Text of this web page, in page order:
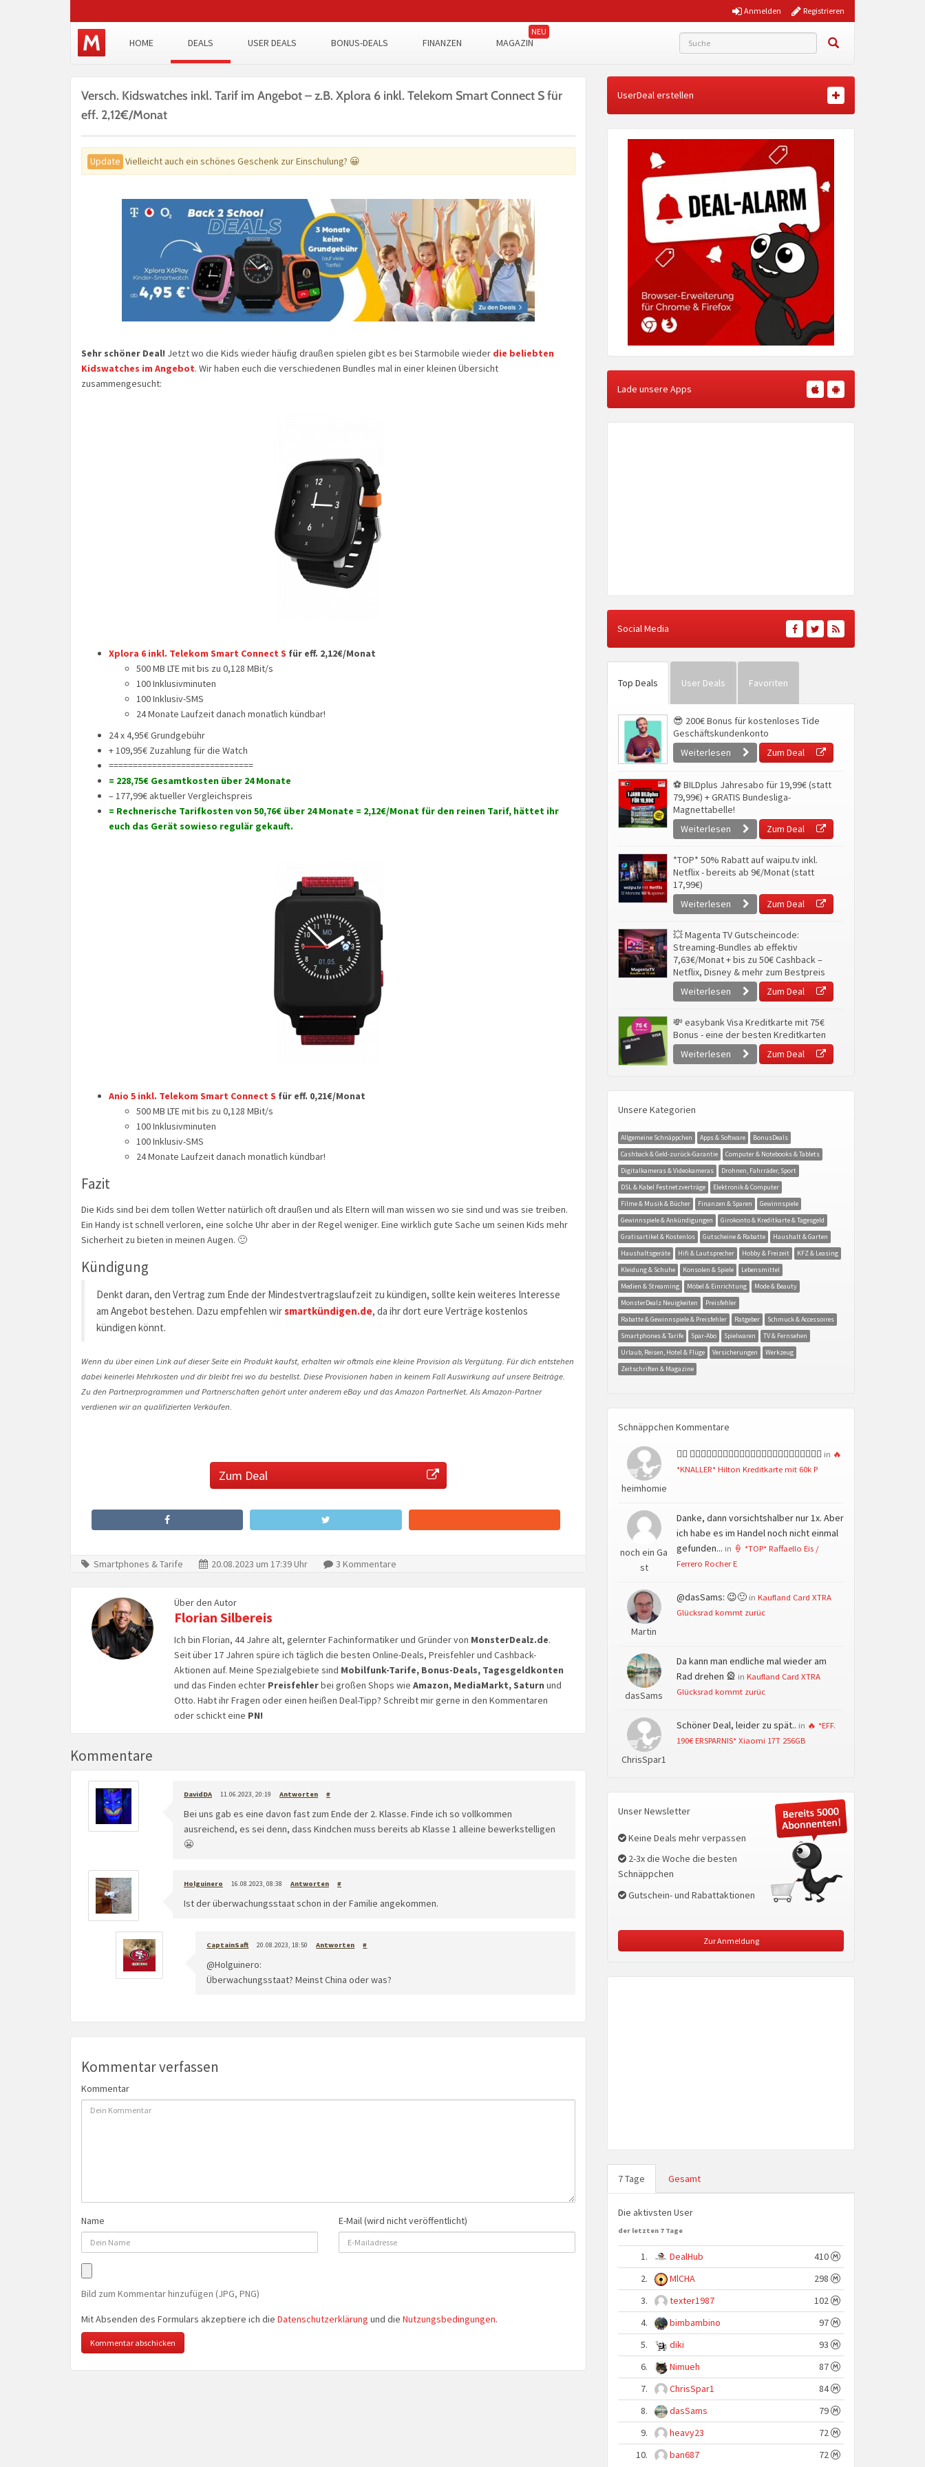
Registrieren
Anmelden
HOME DEALS USER DEALS BONUS-DEALS FINANZEN MAGAZIN
Versch. Kidswatches inkl. Tarif im Angebot – z.B. Xplora 6 inkl. Telekom Smart Connect S für
eff. 2,12€/Monat
Update Vielleicht auch ein schönes Geschenk zur Einschulung? 😀
Sehr schöner Deal! Jetzt wo die Kids wieder häufig draußen spielen gibt es bei Starmobile wieder die beliebten
Kidswatches im Angebot. Wir haben euch die verschiedenen Bundles mal in einer kleinen Übersicht
zusammengesucht:
Xplora 6 inkl. Telekom Smart Connect S für eff. 2,12€/Monat
500 MB LTE mit bis zu 0,128 MBit/s
100 Inklusivminuten
100 Inklusiv-SMS
24 Monate Laufzeit danach monatlich kündbar!
24 x 4,95€ Grundgebühr
+ 109,95€ Zuzahlung für die Watch
==============================
= 228,75€ Gesamtkosten über 24 Monate
– 177,99€ aktueller Vergleichspreis
= Rechnerische Tarifkosten von 50,76€ über 24 Monate = 2,12€/Monat für den reinen Tarif, hättet ihr
euch das Gerät sowieso regulär gekauft.
Anio 5 inkl. Telekom Smart Connect S für eff. 0,21€/Monat
500 MB LTE mit bis zu 0,128 MBit/s
100 Inklusivminuten
100 Inklusiv-SMS
24 Monate Laufzeit danach monatlich kündbar!
Fazit
Die Kids sind bei dem tollen Wetter natürlich oft draußen und als Eltern will man wissen wo sie sind und was sie treiben.
Ein Handy ist schnell verloren, eine solche Uhr aber in der Regel weniger. Eine wirklich gute Sache um seinen Kids mehr
Sicherheit zu bieten in meinen Augen. 🙂
Kündigung
Denkt daran, den Vertrag zum Ende der Mindestvertragslaufzeit zu kündigen, sollte kein weiteres Interesse
am Angebot bestehen. Dazu empfehlen wirsmartkündigen.de, da ihr dort eure Verträge kostenlos
kündigen könnt.
Wenn du über einen Link auf dieser Seite ein Produkt kaufst, erhalten wir oftmals eine kleine Provision als Vergütung. Für dich entstehen
dabei keinerlei Mehrkosten und dir bleibt frei wo du bestellst. Diese Provisionen haben in keinem Fall Auswirkung auf unsere Beiträge.
Zu den Partnerprogrammen und Partnerschaften gehört unter anderem eBay und das Amazon PartnerNet. Als Amazon-Partner
verdienen wir an qualifizierten Verkäufen.
Zum Deal
Smartphones & Tarife 20.08.2023 um 17:39 Uhr 3 Kommentare
Über den Autor
Florian Silbereis
Ich bin Florian, 44 Jahre alt, gelernter Fachinformatiker und Gründer von MonsterDealz.de.
Seit über 17 Jahren spüre ich täglich die besten Online-Deals, Preisfehler und Cashback-
Aktionen auf. Meine Spezialgebiete sind Mobilfunk-Tarife, Bonus-Deals, Tagesgeldkonten
und das Finden echterPreisfehlerbei großen Shops wie Amazon, MediaMarkt, Saturn und
Otto. Habt ihr Fragen oder einen heißen Deal-Tipp? Schreibt mir gerne in den Kommentaren
oder schickt eine PN!
Kommentare
DavidDA 11.06.2023, 20:19 Antworten #
Bei uns gab es eine davon fast zum Ende der 2. Klasse. Finde ich so vollkommen
ausreichend, es sei denn, dass Kindchen muss bereits ab Klasse 1 alleine bewerkstelligen
😬
Holguinero 16.08.2023, 08:38 Antworten #
Ist der überwachungsstaat schon in der Familie angekommen.
CaptainSaft 20.08.2023, 18:50 Antworten #
@Holguinero:
Überwachungsstaat? Meinst China oder was?
Kommentar verfassen
Kommentar
Name E-Mail (wird nicht veröffentlicht)
Bild zum Kommentar hinzufügen (JPG, PNG)
Mit Absenden des Formulars akzeptiere ich die Datenschutzerklärung und die Nutzungsbedingungen.
UserDeal erstellen
Lade unsere Apps
Social Media
Top Deals User Deals Favoriten
😎 200€ Bonus für kostenloses Tide
Geschäftskundenkonto
Weiterlesen
Zum Deal
⚽ BILDplus Jahresabo für 19,99€ (statt
79,99€) + GRATIS Bundesliga-
Magnettabelle!
Weiterlesen
Zum Deal
*TOP* 50% Rabatt auf waipu.tv inkl.
Netflix - bereits ab 9€/Monat (statt
17,99€)
Weiterlesen
Zum Deal
💥 Magenta TV Gutscheincode:
Streaming-Bundles ab effektiv
7,63€/Monat + bis zu 50€ Cashback –
Netflix, Disney & mehr zum Bestpreis
Weiterlesen
Zum Deal
💸 easybank Visa Kreditkarte mit 75€
Bonus - eine der besten Kreditkarten
Weiterlesen
Zum Deal
Unsere Kategorien
Allgemeine Schnäppchen Apps & Software
BonusDeals
Cashback & Geld-zurück-Garantie
Computer & Notebooks & Tablets
Digitalkameras & Videokameras
Drohnen, Fahrräder, Sport
DSL & Kabel Festnetzverträge
Elektronik & Computer
Filme & Musik & Bücher
Finanzen & Sparen
Gewinnspiele
Gewinnspiele & Ankündigungen
Girokonto & Kreditkarte & Tagesgeld
Gratisartikel & Kostenlos
Gutscheine & Rabatte
Haushalt & Garten
Haushaltsgeräte
Hifi & Lautsprecher Hobby & Freizeit
KFZ & Leasing
Kleidung & Schuhe
Konsolen & Spiele
Lebensmittel
Medien & Streaming
Möbel & Einrichtung
Mode & Beauty
MonsterDealz Neuigkeiten
Preisfehler
Rabatte & Gewinnspiele & Preisfehler
Ratgeber
Schmuck & Accessoires
Smartphones & Tarife
Spar-Abo Spielwaren
TV & Fernsehen
Urlaub, Reisen, Hotel & Flüge
Versicherungen
Werkzeug
Zeitschriften & Magazine
Schnäppchen Kommentare
heimhomie
👍🏻 👍🏻👍🏻👍🏻👍🏻👍🏻👍🏻👍🏻👍🏻👍🏻👍🏻👍🏻👍🏻 in 🔥
*KNALLER* Hilton Kreditkarte mit 60k P
noch ein Ga
st
Danke, dann vorsichtshalber nur 1x. Aber
ich habe es im Handel noch nicht einmal
gefunden... in 🍦 *TOP* Raffaello Eis /
Ferrero Rocher E
Martin
@dasSams: 😉🙂 in Kaufland Card XTRA
Glücksrad kommt zurüc
dasSams
Da kann man endliche mal wieder am
Rad drehen 🎡 in Kaufland Card XTRA
Glücksrad kommt zurüc
ChrisSpar1
Schöner Deal, leider zu spät.. in 🔥 *EFF.
190€ ERSPARNIS* Xiaomi 17T 256GB
Unser Newsletter
Keine Deals mehr verpassen
2-3x die Woche die besten
Schnäppchen
Gutschein- und Rabattaktionen
Zur Anmeldung
7 Tage Gesamt
Die aktivsten User
der letzten 7 Tage
1. DealHub
410
2.
MlCHA
298
3.
texter1987
102
4.
bimbambino
97
5.
diki
93
6.
Nimueh
87
7.
ChrisSpar1
84
8.
dasSams
79
9.
heavy23
72
10.
ban687 72